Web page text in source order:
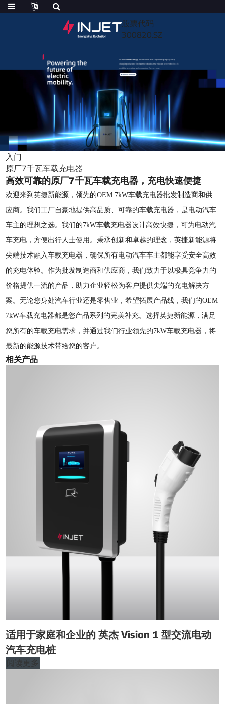
股票代码
300820.SZ
入门
原厂7千瓦车载充电器
高效可靠的原厂7千瓦车载充电器，充电快速便捷
欢迎来到英捷新能源，领先的OEM 7kW车载充电器批发制造商和供
应商。我们工厂自豪地提供高品质、可靠的车载充电器，是电动汽车
车主的理想之选。我们的7kW车载充电器设计高效快捷，可为电动汽
车充电，方便出行人士使用。秉承创新和卓越的理念，英捷新能源将
尖端技术融入车载充电器，确保所有电动汽车车主都能享受安全高效
的充电体验。作为批发制造商和供应商，我们致力于以极具竞争力的
价格提供一流的产品，助力企业轻松为客户提供尖端的充电解决方
案。无论您身处汽车行业还是零售业，希望拓展产品线，我们的OEM
7kW车载充电器都是您产品系列的完美补充。选择英捷新能源，满足
您所有的车载充电需求，并通过我们行业领先的7kW车载充电器，将
最新的能源技术带给您的客户。
相关产品
适用于家庭和企业的 英杰 Vision 1 型交流电动
汽车充电桩
阅读更多